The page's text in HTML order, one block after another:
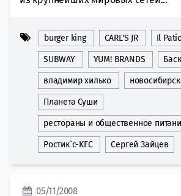
burger king CARL'S JR Il
SUBWAY YUM! BRANDS
владимир хилько
Планета Суши
рестораны и общественное
Ростик`с-KFC Сергей Зайцев
05/11/2008